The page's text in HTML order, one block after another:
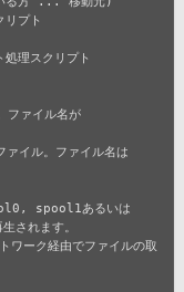
ファイル名が
イル。ファイル名は
spool1あるいは
されます。
ワーク経由でファイルの取